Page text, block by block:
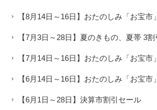
【8月14日～16日】おたのしみ「お宝市」
【7月3日～28日】夏のきもの、夏帯 3割
【7月14日～16日】おたのしみ「お宝市」
【6月14日～16日】おたのしみ「お宝市」
【6月1日～28日】決算市割引セール